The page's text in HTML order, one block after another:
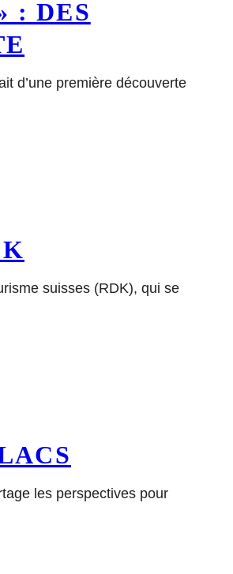
: DES
d’une première découverte
suisses (RDK), qui se
les perspectives pour